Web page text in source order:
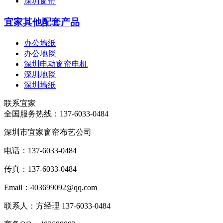
宜家其他配套产品
办公墙纸
办公地毯
深圳电动窗帘电机
深圳地毯
深圳墙纸
联系宜家
全国服务热线： 137-6033-0484
深圳市宜家窗帘布艺公司
电话：137-6033-0484
传真：137-6033-0484
Email：403699092@qq.com
联系人：方经理 137-6033-0484